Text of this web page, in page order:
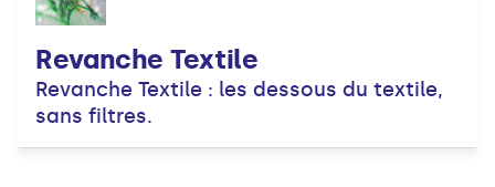
Revanche Textile
Revanche Textile : les dessous du textile,
sans filtres.